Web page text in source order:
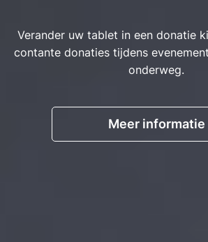
Verander uw tablet in een donatie
contante donaties tijdens
onderweg.
Meer informatie